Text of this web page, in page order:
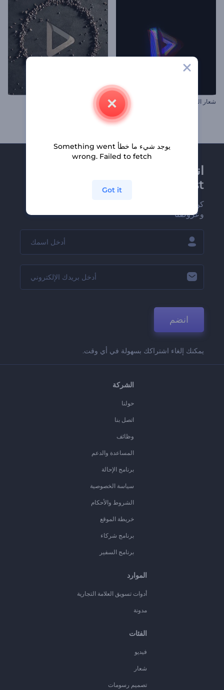
شعار العطل الإلكتروني افتتاحية جاذبية الأحجار
انضم إلى نشرة
Renderforest الإخبارية
كن من بين أوائل من يستلمون أحدث أخبارنا
وعروضنا
انضم
يمكنك إلغاء اشتراكك بسهولة في أي وقت.
الشركة
حولنا
اتصل بنا
وظائف
المساعدة والدعم
برنامج الإحالة
سياسة الخصوصية
الشروط والأحكام
خريطة الموقع
برنامج شركاء
برنامج السفير
الموارد
أدوات تسويق العلامة التجارية
مدونة
الفئات
فيديو
شعار
تصميم رسومات
يوجد شيء ما خطأ Something went
wrong. Failed to fetch
Got it